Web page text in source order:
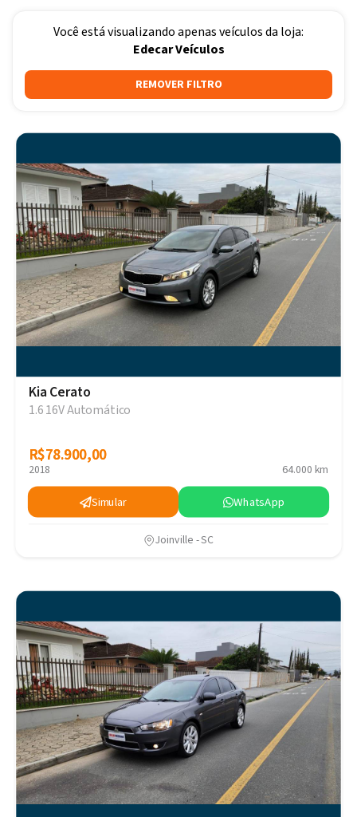
Você está visualizando apenas veículos da loja:
Edecar Veículos
REMOVER FILTRO
Kia Cerato
1.6 16V Automático
R$78.900,00
R$78.900,00
2018 64.000 km
Simular WhatsApp
Joinville - SC